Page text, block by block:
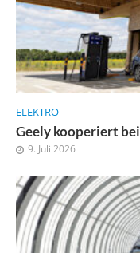
ELEKTRO
Geely kooperiert
9. Juli 2026